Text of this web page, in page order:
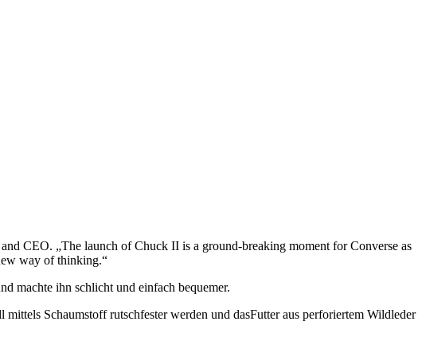
CEO. „The launch of Chuck II is a ground-breaking moment for Converse as
way of thinking.“
machte ihn schlicht und einfach bequemer.
Schaumstoff rutschfester werden und dasFutter aus perforiertem Wildleder